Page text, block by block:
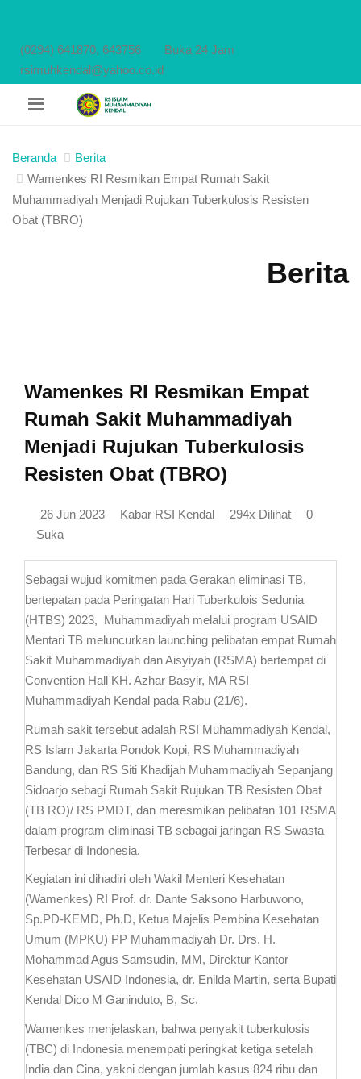
(0294) 641870, 643756
Buka 24 Jam
rsimuhkendal@yahoo.co.id
Beranda
Berita
Wamenkes RI Resmikan Empat Rumah Sakit
Muhammadiyah Menjadi Rujukan Tuberkulosis Resisten
Obat (TBRO)
Berita
Wamenkes RI Resmikan Empat
Rumah Sakit Muhammadiyah
Menjadi Rujukan Tuberkulosis
Resisten Obat (TBRO)
26 Jun 2023 Kabar RSI Kendal 294x Dilihat
0
Suka
Sebagai wujud komitmen pada Gerakan eliminasi TB,
bertepatan pada Peringatan Hari Tuberkulois Sedunia
(HTBS) 2023, Muhammadiyah melalui program USAID
Mentari TB meluncurkan launching pelibatan empat Rumah
Sakit Muhammadiyah dan Aisyiyah (RSMA) bertempat di
Convention Hall KH. Azhar Basyir, MA RSI
Muhammadiyah Kendal pada Rabu (21/6).
Rumah sakit tersebut adalah RSI Muhammadiyah Kendal,
RS Islam Jakarta Pondok Kopi, RS Muhammadiyah
Bandung, dan RS Siti Khadijah Muhammadiyah Sepanjang
Sidoarjo sebagi Rumah Sakit Rujukan TB Resisten Obat
(TB RO)/ RS PMDT, dan meresmikan pelibatan 101 RSMA
dalam program eliminasi TB sebagai jaringan RS Swasta
Terbesar di Indonesia.
Kegiatan ini dihadiri oleh Wakil Menteri Kesehatan
(Wamenkes) RI Prof. dr. Dante Saksono Harbuwono,
Sp.PD-KEMD, Ph.D, Ketua Majelis Pembina Kesehatan
Umum (MPKU) PP Muhammadiyah Dr. Drs. H.
Mohammad Agus Samsudin, MM, Direktur Kantor
Kesehatan USAID Indonesia, dr. Enilda Martin, serta Bupati
Kendal Dico M Ganinduto, B, Sc.
Wamenkes menjelaskan, bahwa penyakit tuberkulosis
(TBC) di Indonesia menempati peringkat ketiga setelah
India dan Cina, yakni dengan jumlah kasus 824 ribu dan